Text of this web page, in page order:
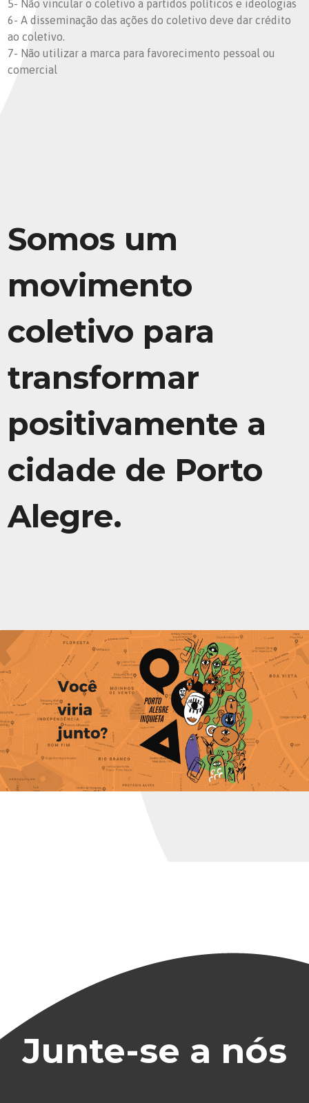
5- Não vincular o coletivo a partidos políticos e ideologias
6- A disseminação das ações do coletivo deve dar crédito
ao coletivo.
7- Não utilizar a marca para favorecimento pessoal ou
comercial
Somos um
movimento
coletivo para
transformar
positivamente a
cidade de Porto
Alegre.
Junte-se a nós